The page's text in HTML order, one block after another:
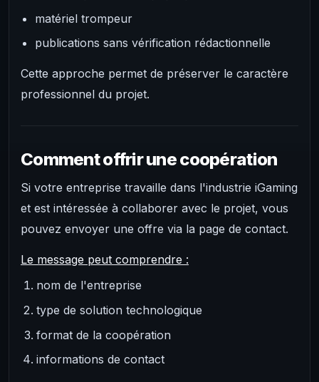
matériel trompeur
publications sans vérification rédactionnelle
Cette approche permet de préserver le caractère
professionnel du projet.
Comment offrir une coopération
Si votre entreprise travaille dans l'industrie iGaming
et est intéressée à collaborer avec le projet, vous
pouvez envoyer une offre via la page de contact.
Le message peut comprendre :
nom de l'entreprise
type de solution technologique
format de la coopération
informations de contact